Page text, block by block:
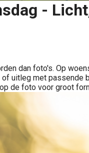
-
dan foto's. Op
uitleg met passende
de foto voor groot